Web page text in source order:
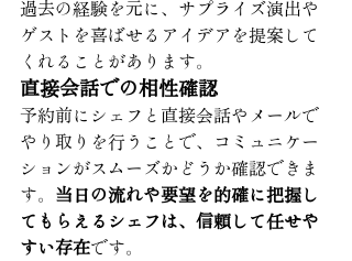
過去の経験を元に、サプライズ演出や
ゲストを喜ばせるアイデアを提案して
くれることがあります。
直接会話での相性確認
予約前にシェフと直接会話やメールで
やり取りを行うことで、コミュニケー
ションがスムーズかどうか確認できま
す。 当日の流れや要望を的確に把握し
てもらえるシェフは、信頼して任せや
すい存在です。